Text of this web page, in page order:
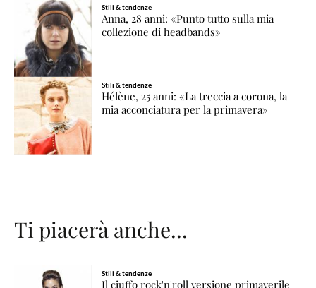
Stili & tendenze
Anna, 28 anni: «Punto tutto sulla mia
collezione di headbands»
Stili & tendenze
Hélène, 25 anni: «La treccia a corona, la
mia acconciatura per la primavera»
Ti piacerà anche...
Stili & tendenze
Il ciuffo rock'n'roll versione primaverile